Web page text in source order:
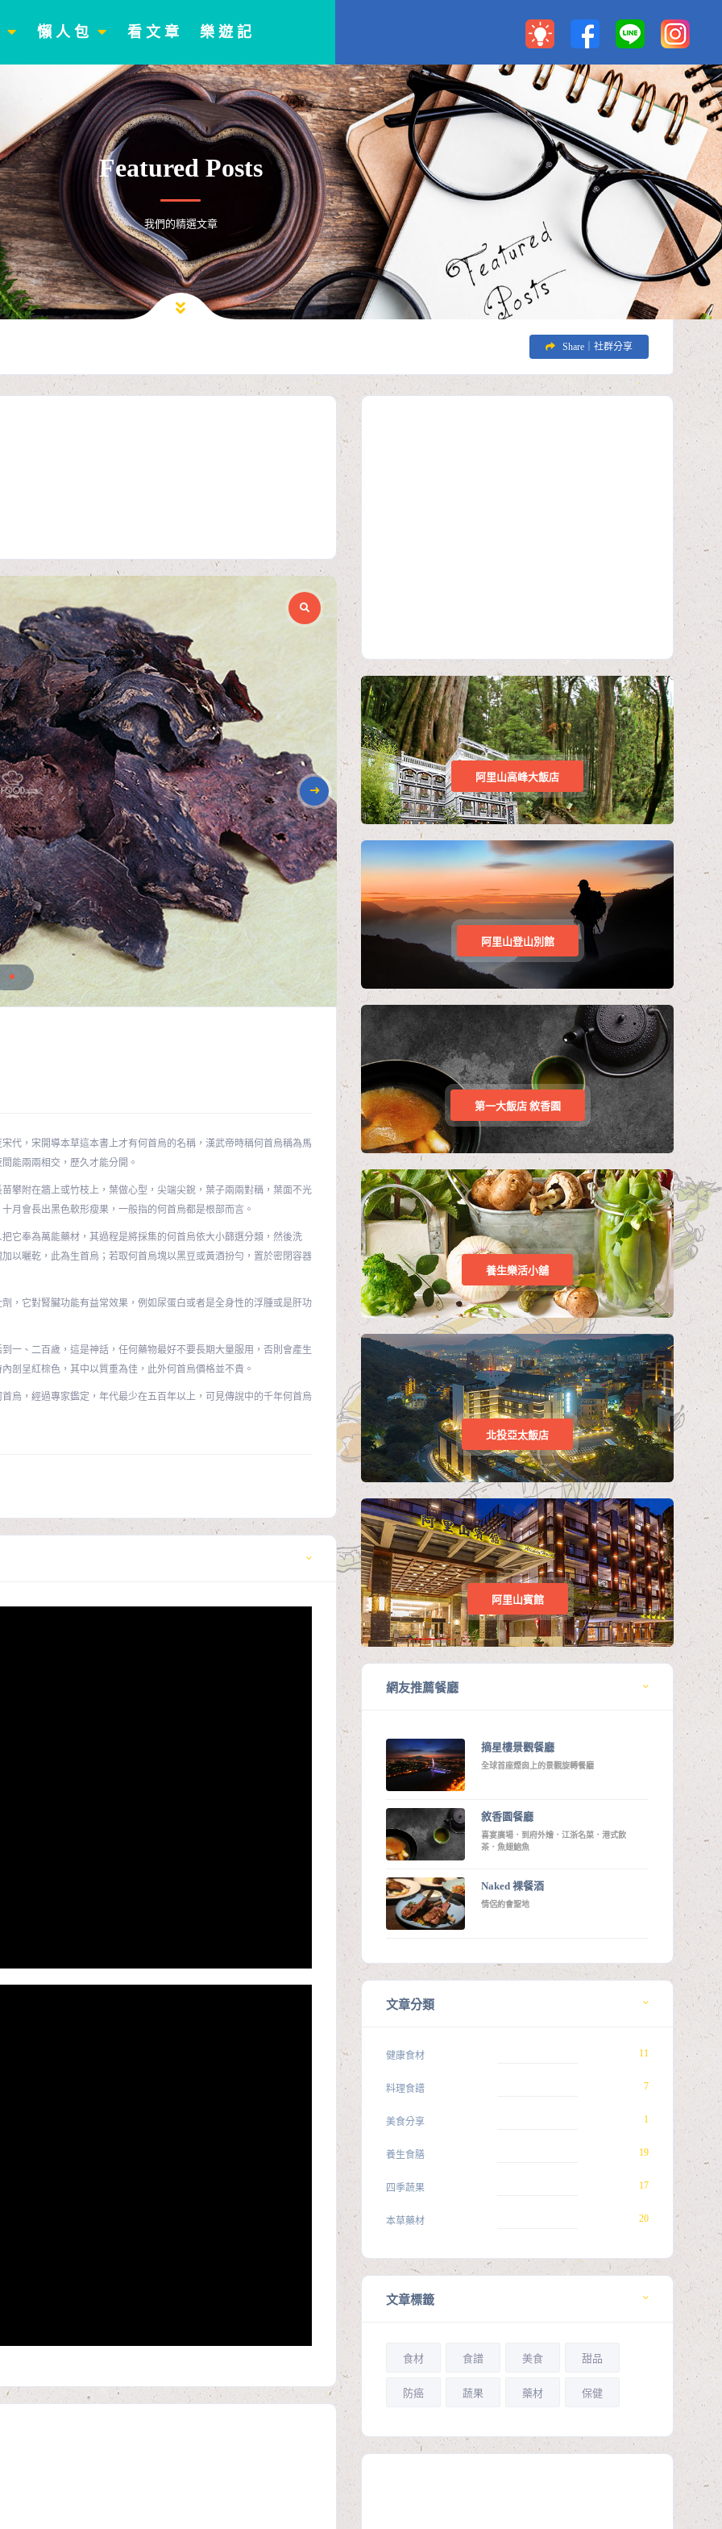
懶 人 包 看 文 章 樂 遊 記
Featured Posts
我們的精選文章
Share｜社群分享
代，宋開導本草這本書上才有何首烏的名稱，漢武帝時稱何首烏稱為馬
能兩兩相交，歷久才能分開。
攀附在牆上或竹枝上，葉做心型，尖端尖銳，葉子兩兩對稱，葉面不光
月會長出黑色軟形瘦果，一般指的何首烏都是根部而言。
它奉為萬能藥材，其過程是將採集的何首烏依大小篩選分類，然後洗
以曬乾，此為生首烏；若取何首烏塊以黑豆或黃酒扮勻，置於密閉容器
，它對腎臟功能有益常效果，例如尿蛋白或者是全身性的浮腫或是肝功
一、二百歲，這是神話，任何藥物最好不要長期大量服用，否則會產生
剖呈紅棕色，其中以質重為佳，此外何首烏價格並不貴。
烏，經過專家鑑定，年代最少在五百年以上，可見傳說中的千年何首烏
阿里山高峰大飯店
阿里山登山別館
第一大飯店 敘香園
養生樂活小舖
北投亞太飯店
阿里山賓館
網友推薦餐廳
摘星樓景觀餐廳
全球首座煙囪上的景觀旋轉餐廳
敘香園餐廳
喜宴廣場．到府外燴．江浙名菜．港式飲
茶．魚翅鮑魚
Naked 裸餐酒
情侶約會聖地
文章分類
健康食材 11
料理食譜 7
美食分享 1
養生食膳 19
四季蔬果 17
本草藥材 20
文章標籤
食材 食譜 美食 甜品
防癌 蔬果 藥材 保健